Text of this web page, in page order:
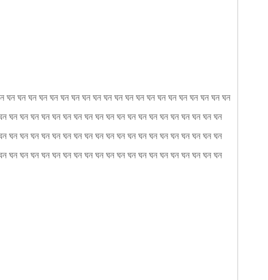
ঘন ঘন ঘন ঘন ঘন ঘন ঘন ঘন ঘন ঘন ঘন ঘন ঘন ঘন ঘন ঘন ঘন ঘন ঘন ঘন ঘন
ঘন ঘন ঘন ঘন ঘন ঘন ঘন ঘন ঘন ঘন ঘন ঘন ঘন ঘন ঘন ঘন ঘন ঘন ঘন ঘন
ঘন ঘন ঘন ঘন ঘন ঘন ঘন ঘন ঘন ঘন ঘন ঘন ঘন ঘন ঘন ঘন ঘন ঘন ঘন ঘন
ঘন ঘন ঘন ঘন ঘন ঘন ঘন ঘন ঘন ঘন ঘন ঘন ঘন ঘন ঘন ঘন ঘন ঘন ঘন ঘন